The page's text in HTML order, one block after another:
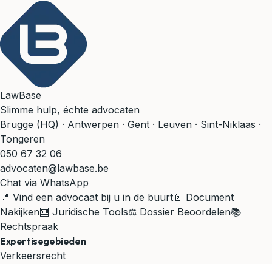
LawBase
Slimme hulp, échte advocaten
Brugge (HQ) · Antwerpen · Gent · Leuven · Sint-Niklaas ·
Tongeren
050 67 32 06
advocaten@lawbase.be
Chat via WhatsApp
📍 Vind een advocaat bij u in de buurt 📄 Document
Nakijken🧮 Juridische Tools⚖️ Dossier Beoordelen📚
Rechtspraak
Expertisegebieden
Verkeersrecht